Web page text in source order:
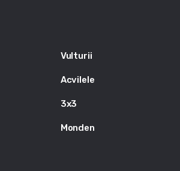
Vulturii
Acvilele
3x3
Monden